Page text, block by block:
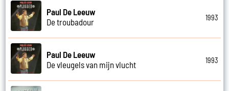
Paul De Leeuw
De troubadour
1993
Paul De Leeuw
De vleugels van mijn vlucht
1993